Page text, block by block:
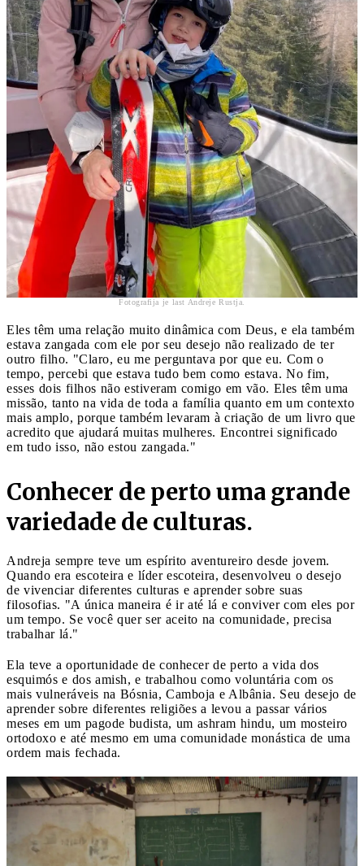
Fotografija je last Andreje Rustja.
Eles têm uma relação muito dinâmica com Deus, e ela também
estava zangada com ele por seu desejo não realizado de ter
outro filho. "Claro, eu me perguntava por que eu. Com o
tempo, percebi que estava tudo bem como estava. No fim,
esses dois filhos não estiveram comigo em vão. Eles têm uma
missão, tanto na vida de toda a família quanto em um contexto
mais amplo, porque também levaram à criação de um livro que
acredito que ajudará muitas mulheres. Encontrei significado
em tudo isso, não estou zangada."
Conhecer de perto uma grande
variedade de culturas.
Andreja sempre teve um espírito aventureiro desde jovem.
Quando era escoteira e líder escoteira, desenvolveu o desejo
de vivenciar diferentes culturas e aprender sobre suas
filosofias. "A única maneira é ir até lá e conviver com eles por
um tempo. Se você quer ser aceito na comunidade, precisa
trabalhar lá."
Ela teve a oportunidade de conhecer de perto a vida dos
esquimós e dos amish, e trabalhou como voluntária com os
mais vulneráveis ​​na Bósnia, Camboja e Albânia. Seu desejo de
aprender sobre diferentes religiões a levou a passar vários
meses em um pagode budista, um ashram hindu, um mosteiro
ortodoxo e até mesmo em uma comunidade monástica de uma
ordem mais fechada.